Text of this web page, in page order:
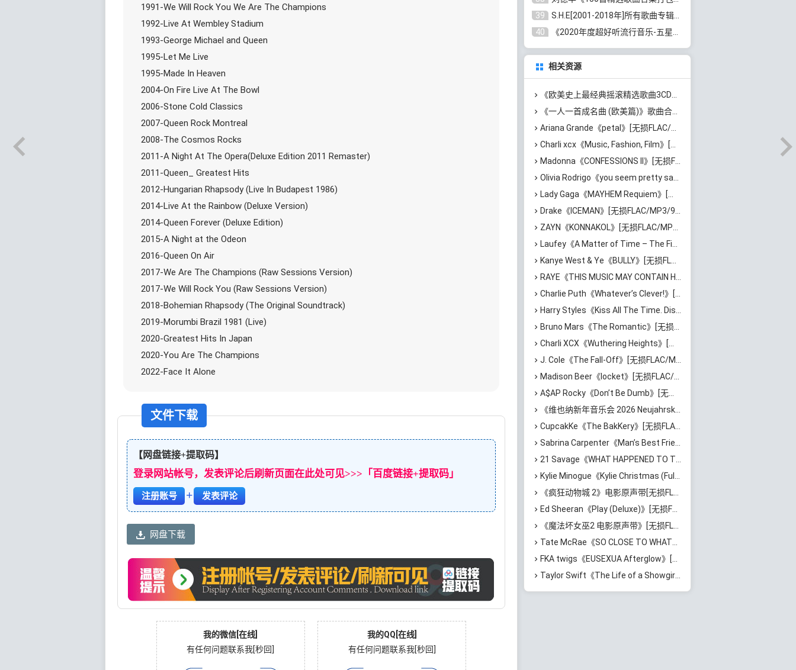
1991-We Will Rock You We Are The Champions
1992-Live At Wembley Stadium
1993-George Michael and Queen
1995-Let Me Live
1995-Made In Heaven
2004-On Fire Live At The Bowl
2006-Stone Cold Classics
2007-Queen Rock Montreal
2008-The Cosmos Rocks
2011-A Night At The Opera(Deluxe Edition 2011 Remaster)
2011-Queen_ Greatest Hits
2012-Hungarian Rhapsody (Live In Budapest 1986)
2014-Live At the Rainbow (Deluxe Version)
2014-Queen Forever (Deluxe Edition)
2015-A Night at the Odeon
2016-Queen On Air
2017-We Are The Champions (Raw Sessions Version)
2017-We Will Rock You (Raw Sessions Version)
2018-Bohemian Rhapsody (The Original Soundtrack)
2019-Morumbi Brazil 1981 (Live)
2020-Greatest Hits In Japan
2020-You Are The Champions
2022-Face It Alone
文件下载
【网盘链接+提取码】
登录网站帐号，发表评论后刷新页面在此处可见>>>「百度链接+提取码」
注册账号 + 发表评论
网盘下载
我的微信[在线]
有任何问题联系我[秒回]
我的QQ[在线]
有任何问题联系我[秒回]
39
S.H.E[2001-2018年]所有歌曲专辑打包[无损FLAC/MP3/16.05GB]百度云网盘下载
40
《2020年度超好听流行音乐-五星珍藏版10CD》[无损WAV/MP3/6.77GB]百度云网盘下载
相关资源
《欧美史上最经典摇滚精选歌曲3CD》[无损WAV/MP3/2.11GB]百度云网盘下载
《一人一首成名曲 (欧美篇)》歌曲合集打包[无损WAV/MP3/6.13GB]百度云网盘下载
Ariana Grande《petal》[无损FLAC/MP3/544MB]百度云网盘下载
Charli xcx《Music, Fashion, Film》[无损FLAC/MP3/639MB]百度云网盘下载
Madonna《CONFESSIONS II》[无损FLAC/MP3/1.15GB]百度云网盘下载
Olivia Rodrigo《you seem pretty sad for a girl so in love》[无损FLAC/MP3/745MB]百度云网盘下载
Lady Gaga《MAYHEM Requiem》[无损FLAC/MP3/984MB]百度云网盘下载
Drake《ICEMAN》[无损FLAC/MP3/967MB]百度云网盘下载
ZAYN《KONNAKOL》[无损FLAC/MP3/624MB]百度云网盘下载
Laufey《A Matter of Time – The Final Hour》[无损FLAC/MP3/870MB]百度云网盘下载
Kanye West & Ye《BULLY》[无损FLAC/MP3/718MB]百度云网盘下载
RAYE《THIS MUSIC MAY CONTAIN HOPE》[无损FLAC/MP3/1.15GB]百度云网盘下载
Charlie Puth《Whatever’s Clever!》[无损FLAC/MP3/676MB]百度云网盘下载
Harry Styles《Kiss All The Time. Disco, Occasionally.》[无损FLAC/MP3/839MB]百度云网盘下载
Bruno Mars《The Romantic》[无损FLAC/MP3/755MB]百度云网盘下载
Charli XCX《Wuthering Heights》[无损FLAC/MP3/496MB]百度云网盘下载
J. Cole《The Fall-Off》[无损FLAC/MP3/2.37GB]百度云网盘下载
Madison Beer《locket》[无损FLAC/MP3/516MB]百度云网盘下载
A$AP Rocky《Don’t Be Dumb》[无损FLAC/MP3/1.21GB]百度云网盘下载
《维也纳新年音乐会 2026 Neujahrskonzert 2026 New Year’s Concert 2026》[无损FLAC/MP3/1.95GB]百度云网盘下载
CupcakKe《The BakKery》[无损FLAC/MP3/637MB]百度云网盘下载
Sabrina Carpenter《Man’s Best Friend (Bonus Track Version)》[无损FLAC/MP3/649MB]百度云网盘下载
21 Savage《WHAT HAPPENED TO THE STREETS?》[无损FLAC/MP3/663MB]百度云网盘下载
Kylie Minogue《Kylie Christmas (Fully Wrapped)》[无损FLAC/MP3/594MB]百度云网盘下载
《疯狂动物城 2》电影原声带[无损FLAC/MP3/544MB]百度云网盘下载
Ed Sheeran《Play (Deluxe)》[无损FLAC/MP3/1.79GB]百度云网盘下载
《魔法坏女巫2 电影原声带》[无损FLAC/MP3/670MB]百度云网盘下载
Tate McRae《SO CLOSE TO WHAT??? (deluxe)》[无损FLAC/MP3/896MB]百度云网盘下载
FKA twigs《EUSEXUA Afterglow》[无损FLAC/MP3/623MB]百度云网盘下载
Taylor Swift《The Life of a Showgirl + Acoustic Collection》[无损FLAC/MP3/1.06GB]百度云网盘下载